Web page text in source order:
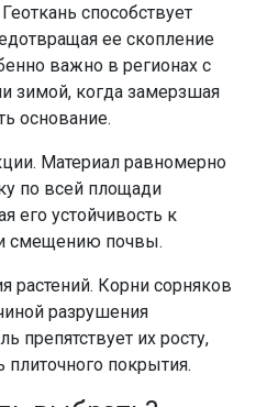
способствует
ее скопление
важно в регионах с
зимой, когда замерзшая
основание.
Материал равномерно
по всей площади
его устойчивость к
смещению почвы.
растений. Корни сорняков
разрушения
препятствует их росту,
плиточного покрытия.